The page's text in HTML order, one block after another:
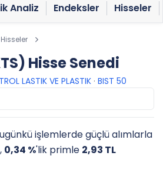
Analiz Endeksler Hisseler
Hisseler
Hisse Senedi
LASTIK VE PLASTIK · BIST 50
işlemlerde güçlü alımlarla
0,34 %'lik primle 2,93 TL